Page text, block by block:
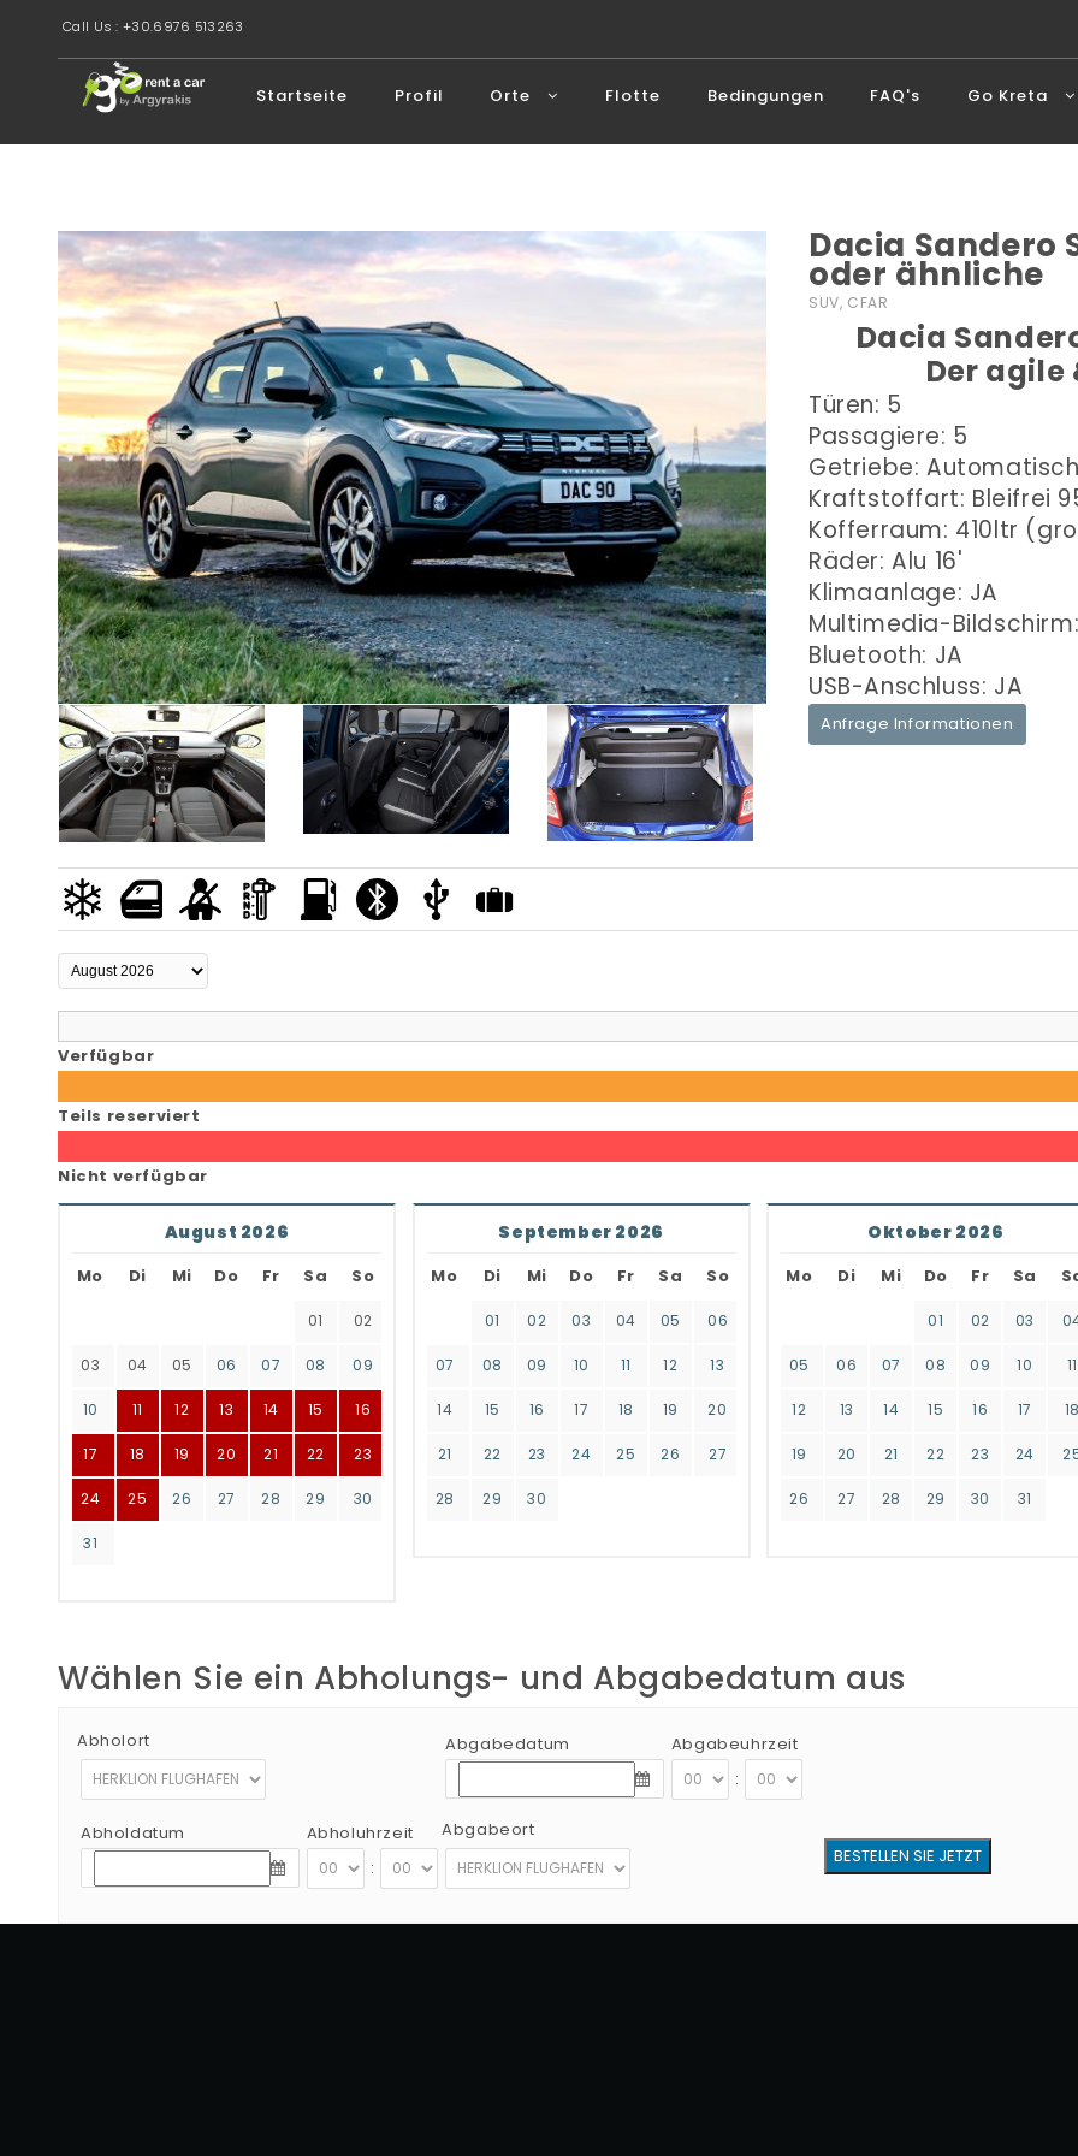
Call Us : +30.6976 513263
Startseite Profil Orte Flotte Bedingungen FAQ's Go Kreta
Dacia Sandero
oder ähnliche
SUV, CFAR
Dacia
Der agile
Türen: 5
Passagiere: 5
Getriebe:
Kraftstoffart: Bleifrei
Kofferraum: 410ltr
Räder: Alu 16'
Klimaanlage: JA
Multimedia-
Bluetooth: JA
USB-Anschluss: JA
Anfrage Informationen
Verfügbar
Teils reserviert
Nicht verfügbar
August 2026
Mo Di Mi Do Fr Sa So
01 02
03 04 05 06 07 08 09
10 11 12 13 14 15 16
17 18 19 20 21 22 23
24 25 26 27 28 29 30
31
September 2026
Mo Di Mi Do Fr Sa So
01 02 03 04 05 06
07 08 09 10 11 12 13
14 15 16 17 18 19 20
21 22 23 24 25 26 27
28 29 30
Oktober 2026
Mo Di Mi Do Fr Sa
01 02 03
05 06 07 08 09 10 11
12 13 14 15 16 17
19 20 21 22 23 24
26 27 28 29 30 31
Wählen Sie ein Abholungs- und Abgabedatum aus
Abholort
Abholdatum
Abholuhrzeit
:
Abgabedatum
Abgabeuhrzeit
:
Abgabeort